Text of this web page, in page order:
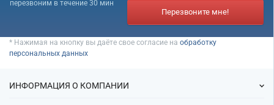
Под кредит
С долгами
Без долгов
Регистрация МФО
Регистрация предприятия
Банкротство предприятия
Банкротство компании
Банкротство ООО
перезвоним в течение 30 мин
Перезвоните мне!
* Нажимая на кнопку вы даёте свое согласие на обработку
персональных данных
ИНФОРМАЦИЯ О КОМПАНИИ